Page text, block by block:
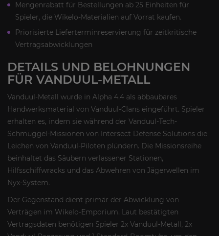
Mengenrabatt für Bestellungen ab 25 Einheiten für
Spieler, die Wikelo-Materialien auf Vorrat kaufen.
Priorisierte Lieferterminreservierung für zeitkritische
Vertragsabwicklungen
DETAILS UND BELOHNUNGEN
FÜR VANDUUL-METALL
Vanduul-Metall wurde in Alpha 4.4 als abbaubares
Handwerksmaterial von Vanduul-Clans eingeführt. Spieler
erhalten es, indem sie während der Vanduul-Tech-
Schmuggel-Missionen von Intersect Defense Solutions die
Leichen von Vanduul-Piloten plündern. Die Missionsreihe
beinhaltet das Säubern verlassener Stationen,
Hilfsschiffwracks und das Abwehren von Jägerwellen im
Nyx-System.
Der Gegenstand dient primär der Abwicklung von
Verträgen im Wikelo-Emporium. Laut bestätigten
Vertragsdaten benötigen Spieler 2x Vanduul-Metall, 2x